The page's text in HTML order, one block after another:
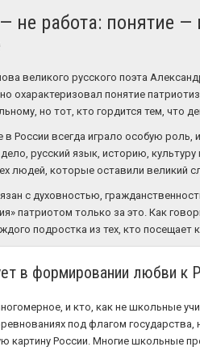
не работа: понятие
великого русского поэта
охарактеризовал понятие
но тот, кто гордится тем, что
России всегда играло особую роль,
русский язык, историю,
людей, которые оставили великий
с духовностью,
патриотом только за это. Как
подростка из тех, кто посещает
в формировании любви к
и кто, как не школьные
под флагом
картину России. Многие школьные